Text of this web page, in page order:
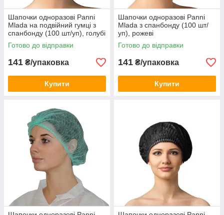
Шапочки одноразові Panni
Mlada на подвійний гумці з
спанбонду (100 шт/уп), голубі
Готово до відправки
141 ₴/упаковка
Купити
Шапочки одноразові Panni
Mlada з спанбонду (100 шт/
уп), рожеві
Готово до відправки
141 ₴/упаковка
Купити